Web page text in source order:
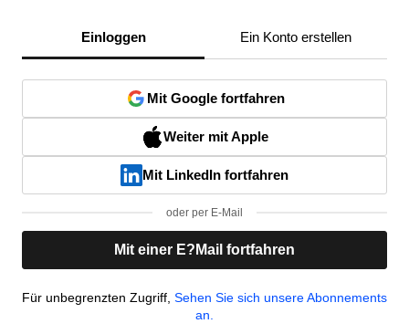
Einloggen Ein Konto erstellen
Mit Google fortfahren
Weiter mit Apple
Mit LinkedIn fortfahren
oder per E-Mail
Mit einer E?Mail fortfahren
Für unbegrenzten Zugriff, Sehen Sie sich unsere Abonnements
an.